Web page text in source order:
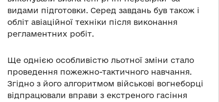
видами підготовки. Серед завдань був також і
обліт авіаційної техніки після виконання
регламентних робіт.
Ще однією особливістю льотної зміни стало
проведення пожежно-тактичного навчання.
Згідно з його алгоритмом військові вогнеборці
відпрацювали вправи з екстреного гасіння